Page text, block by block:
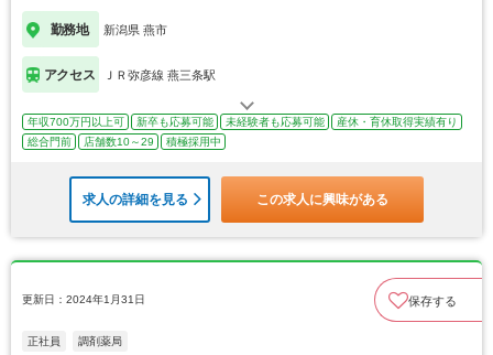
勤務地 新潟県 燕市
アクセス ＪＲ弥彦線 燕三条駅
年収700万円以上可 新卒も応募可能 未経験者も応募可能
産休・育休取得実績有り
総合門前
店舗数10～29 積極採用中
求人の詳細を見る この求人に興味がある
更新日：2024年1月31日 保存する
正社員 調剤薬局